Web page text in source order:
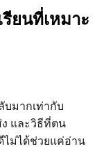
ยนที่เหมาะ
บมากเท่ากับ
และวิธีที่ตน
ไม่ได้ช่วยแค่อ่าน